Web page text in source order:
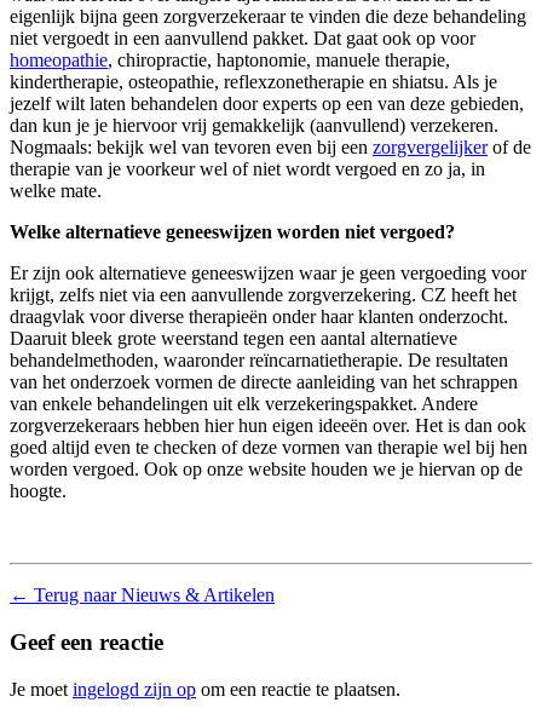
eigenlijk bijna geen zorgverzekeraar te vinden die deze behandeling
niet vergoedt in een aanvullend pakket. Dat gaat ook op voor
homeopathie, chiropractie, haptonomie, manuele therapie,
kindertherapie, osteopathie, reflexzonetherapie en shiatsu. Als je
jezelf wilt laten behandelen door experts op een van deze gebieden,
dan kun je je hiervoor vrij gemakkelijk (aanvullend) verzekeren.
Nogmaals: bekijk wel van tevoren even bij een zorgvergelijkerof de
therapie van je voorkeur wel of niet wordt vergoed en zo ja, in
welke mate.
Welke alternatieve geneeswijzen worden niet vergoed?
Er zijn ook alternatieve geneeswijzen waar je geen vergoeding voor
krijgt, zelfs niet via een aanvullende zorgverzekering. CZ heeft het
draagvlak voor diverse therapieën onder haar klanten onderzocht.
Daaruit bleek grote weerstand tegen een aantal alternatieve
behandelmethoden, waaronder reïncarnatietherapie. De resultaten
van het onderzoek vormen de directe aanleiding van het schrappen
van enkele behandelingen uit elk verzekeringspakket. Andere
zorgverzekeraars hebben hier hun eigen ideeën over. Het is dan ook
goed altijd even te checken of deze vormen van therapie wel bij hen
worden vergoed. Ook op onze website houden we je hiervan op de
hoogte.
← Terug naar Nieuws & Artikelen
Geef een reactie
Je moet ingelogd zijn op om een reactie te plaatsen.